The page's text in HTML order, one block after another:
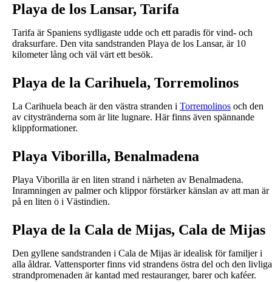
Playa de los Lansar, Tarifa
Tarifa är Spaniens sydligaste udde och ett paradis för vind- och
draksurfare. Den vita sandstranden Playa de los Lansar, är 10
kilometer lång och väl värt ett besök.
Playa de la Carihuela, Torremolinos
La Carihuela beach är den västra stranden i Torremolinos och den
av citystränderna som är lite lugnare. Här finns även spännande
klippformationer.
Playa Viborilla, Benalmadena
Playa Viborilla är en liten strand i närheten av Benalmadena.
Inramningen av palmer och klippor förstärker känslan av att man är
på en liten ö i Västindien.
Playa de la Cala de Mijas, Cala de Mijas
Den gyllene sandstranden i Cala de Mijas är idealisk för familjer i
alla åldrar. Vattensporter finns vid strandens östra del och den livliga
strandpromenaden är kantad med restauranger, barer och kaféer.